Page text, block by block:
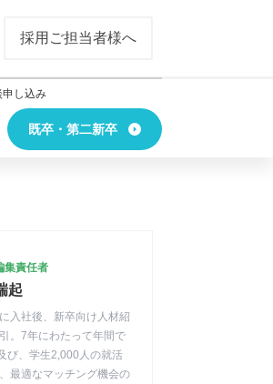
採用ご担当者様へ
申し込み
既卒・第二新卒
集責任者
起
入社後、新卒向け人材紹
。7年にわたって年間で
び、学生2,000人の就活
最適なマッチング機会の